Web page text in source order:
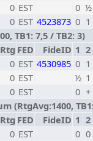
0 EST 0 ½
0 EST 4523873 0 1
TB1: 7,5 / TB2: 3)
Rtg FED FideID 1 2
0 EST 4530985 0 1
0 EST ½ 1
0 EST 0 +
(RtgAvg:1400,
Rtg FED FideID 1 2
0 EST 0 0